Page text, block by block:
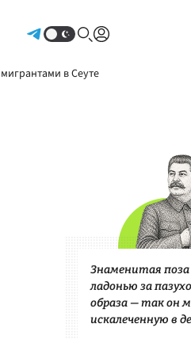
в Сеуте
Знаменитая
ладонью за
образа — так он
искалеченную в